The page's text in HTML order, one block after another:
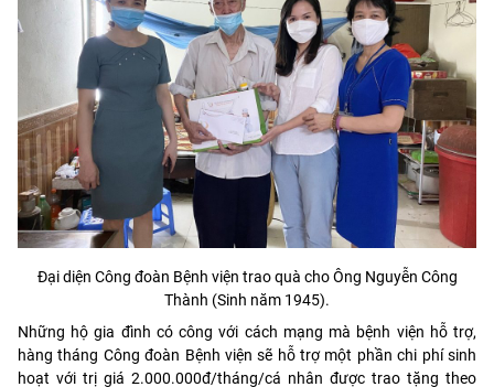
Đại diện Công đoàn Bệnh viện trao quà cho Ông Nguyễn Công
Thành (Sinh năm 1945).
Những hộ gia đình có công với cách mạng mà bệnh viện hỗ trợ,
hàng tháng Công đoàn Bệnh viện sẽ hỗ trợ một phần chi phí sinh
hoạt với trị giá 2.000.000đ/tháng/cá nhân được trao tặng theo